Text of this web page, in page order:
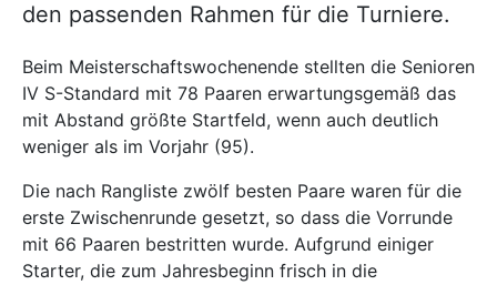
den passenden Rahmen für die Turniere.
Beim Meisterschaftswochenende stellten die Senioren
IV S-Standard mit 78 Paaren erwartungsgemäß das
mit Abstand größte Startfeld, wenn auch deutlich
weniger als im Vorjahr (95).
Die nach Rangliste zwölf besten Paare waren für die
erste Zwischenrunde gesetzt, so dass die Vorrunde
mit 66 Paaren bestritten wurde. Aufgrund einiger
Starter, die zum Jahresbeginn frisch in die